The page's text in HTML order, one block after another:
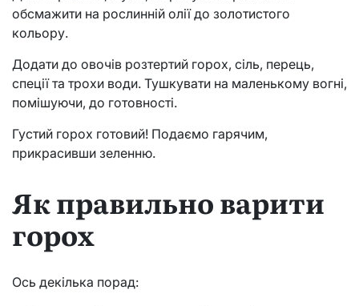
обсмажити на рослинній олії до золотистого
кольору.
Додати до овочів розтертий горох, сіль, перець,
спеції та трохи води. Тушкувати на маленькому вогні,
помішуючи, до готовності.
Густий горох готовий! Подаємо гарячим,
прикрасивши зеленню.
Як правильно варити
горох
Ось декілька порад: